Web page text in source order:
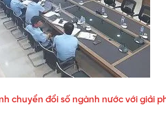
chuyển đổi số ngành nước với giải